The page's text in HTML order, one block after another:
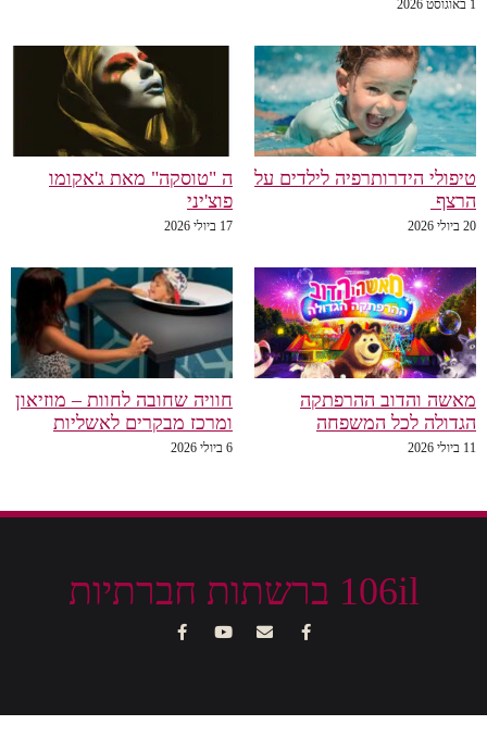
1 באוגוסט 2026
טיפולי הידרותרפיה לילדים על
הרצף
20 ביולי 2026
ה "טוסקה" מאת ג'אקומו
פוצ'יני
17 ביולי 2026
מאשה והדוב ההרפתקה
הגדולה לכל המשפחה
11 ביולי 2026
חוויה שחובה לחוות – מוזיאון
ומרכז מבקרים לאשליות
6 ביולי 2026
106il ברשתות חברתיות